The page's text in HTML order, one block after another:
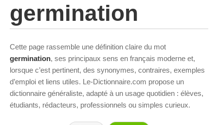
germination
Cette page rassemble une définition claire du mot
germination, ses principaux sens en français moderne et,
lorsque c’est pertinent, des synonymes, contraires, exemples
d’emploi et liens utiles. Le-Dictionnaire.com propose un
dictionnaire généraliste, adapté à un usage quotidien : élèves,
étudiants, rédacteurs, professionnels ou simples curieux.